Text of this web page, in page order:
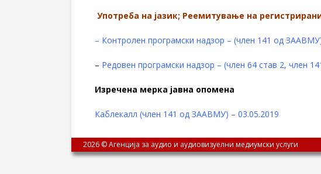
Употреба на јазик; Реемитување на
– Контролен програмски надзор – (член 141 од
– Редовен програмски надзор – (член 64 став 2, член
Изречена мерка јавна опомена
Каблекалл (член 141 од ЗААВМУ) – 03.05.2019
2026 © Агенција за аудио и аудиовизуелни медиумски услуги